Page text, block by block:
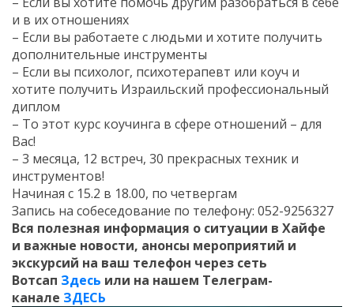
и в их отношениях
– Если вы работаете с людьми и хотите получить
дополнительные инструменты
– Если вы психолог, психотерапевт или коуч и
хотите получить Израильский профессиональный
диплом
– То этот курс коучинга в сфере отношений – для
Вас!
– 3 месяца, 12 встреч, 30 прекрасных техник и
инструментов!
Начиная с 15.2 в 18.00, по четвергам
Запись на собеседование по телефону: 052-9256327
Вся полезная информация о ситуации в Хайфе
и важные новости, анонсы мероприятий и
экскурсий на ваш телефон через сеть
Вотсап Здесь или на нашем Телеграм-
канале ЗДЕСЬ